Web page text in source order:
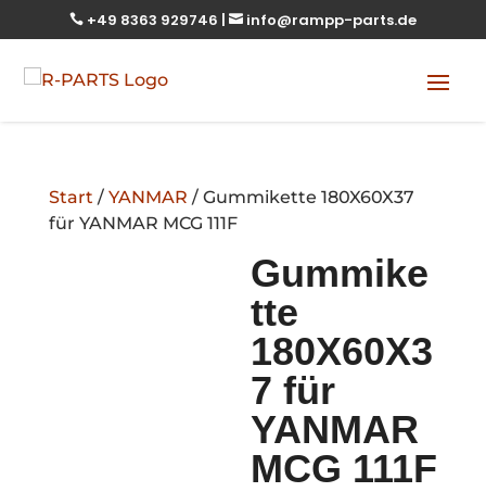
 +49 8363 929746 |  info@rampp-parts.de
Start / YANMAR / Gummikette 180X60X37
für YANMAR MCG 111F
Gummike
tte
180X60X3
7 für
YANMAR
MCG 111F